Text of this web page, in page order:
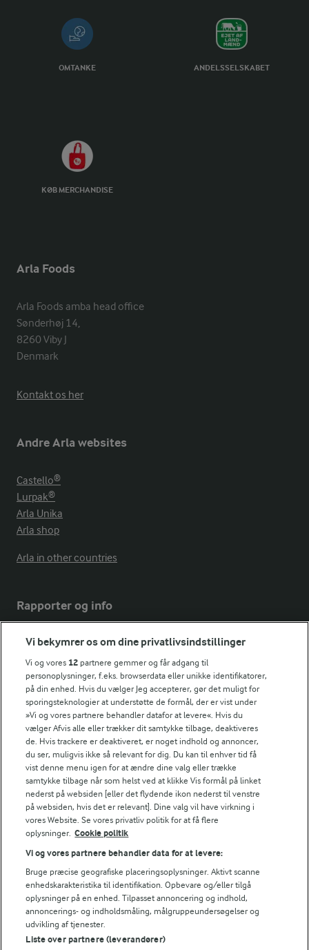
OMTANKE ANDELSSELSKABET
KØB MERCHANDISE
Arla Foods
Arla Foods amba head office
Sønderhøj 14,
8260 Viby J
Denmark
Kontakt os her
Andre Arla websites
Castello®
Lurpak®
Arla Unika
Arla shop
Arla in other countries
Rapporter og info
Årsrapport
FarmAhead™ Check rapport
Andelshaverinfo: Mælkepris
Fødevarestyrelsens smiley-rapporter for Arla Foods
Fødevarestyrelsens smiley-rapporter for Jörd
Fødevarestyrelsens smiley-rapporter for Lurpak PB
Følg
© 2026 Arla Foods
Vælg en anden cookies
Vi bekymrer os om dine privatlivsindstillinger
Vi og vores 12 partnere gemmer og får adgang til
personoplysninger, f.eks. browserdata eller unikke identifikatorer,
på din enhed. Hvis du vælger Jeg accepterer, gør det muligt for
sporingsteknologier at understøtte de formål, der er vist under
»Vi og vores partnere behandler datafor at levere«. Hvis du
vælger Afvis alle eller trækker dit samtykke tilbage, deaktiveres
de. Hvis trackere er deaktiveret, er noget indhold og annoncer,
du ser, muligvis ikke så relevant for dig. Du kan til enhver tid få
vist denne menu igen for at ændre dine valg eller trække
samtykke tilbage når som helst ved at klikke Vis formål på linket
nederst på websiden [eller det flydende ikon nederst til venstre
på websiden, hvis det er relevant]. Dine valg vil have virkning i
vores Website. Se vores privatliv politik for at få flere
oplysninger. Cookie politik
Vi og vores partnere behandler data for at levere:
Bruge præcise geografiske placeringsoplysninger. Aktivt scanne
enhedskarakteristika til identifikation. Opbevare og/eller tilgå
oplysninger på en enhed. Tilpasset annoncering og indhold,
annoncerings- og indholdsmåling, målgruppeundersøgelser og
udvikling af tjenester.
Liste over partnere (leverandører)